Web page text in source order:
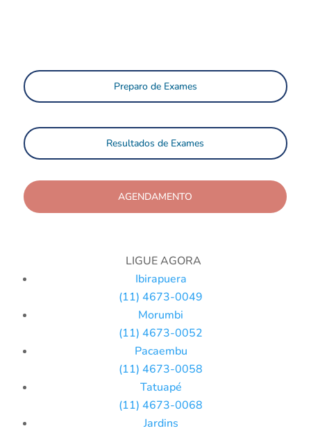
Preparo de Exames
Resultados de Exames
AGENDAMENTO
LIGUE AGORA
Ibirapuera
(11) 4673-0049
Morumbi
(11) 4673-0052
Pacaembu
(11) 4673-0058
Tatuapé
(11) 4673-0068
Jardins